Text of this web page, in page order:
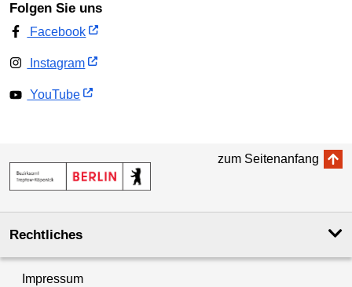
Folgen Sie uns
Facebook
Instagram
YouTube
zum Seitenanfang
Rechtliches
Impressum